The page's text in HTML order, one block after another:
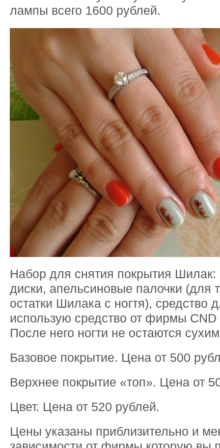
лампы всего 1600 рублей.
Набор для снятия покрытия Шилак:
диски, апельсиновые палочки (для
остатки Шилака с ногтя), средство
использую средство от фирмы
После него ногти не остаются
Базовое покрытие. Цена от 500
Верхнее покрытие «топ». Цена от
Цвет. Цена от 520 рублей.
Цены указаны приблизительно и